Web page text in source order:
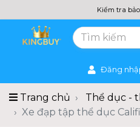
Kiểm tra
Đăng
Trang chủ Thể dục -
Xe đạp tập thể dục